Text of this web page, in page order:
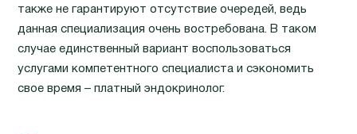
также не гарантируют отсутствие очередей, ведь
данная специализация очень востребована. В таком
случае единственный вариант воспользоваться
услугами компетентного специалиста и сэкономить
свое время – платный эндокринолог.